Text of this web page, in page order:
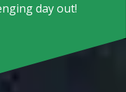
day out!